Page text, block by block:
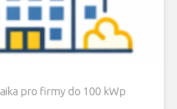
pro firmy do 100 kWp